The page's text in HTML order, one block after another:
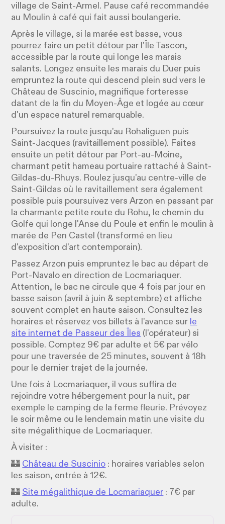
village de Saint-Armel. Pause café recommandée
au Moulin à café qui fait aussi boulangerie.
Après le village, si la marée est basse, vous
pourrez faire un petit détour par l'Île Tascon,
accessible par la route qui longe les marais
salants. Longez ensuite les marais du Duer puis
empruntez la route qui descend plein sud vers le
Château de Suscinio, magnifique forteresse
datant de la fin du Moyen-Âge et logée au cœur
d'un espace naturel remarquable.
Poursuivez la route jusqu'au Rohaliguen puis
Saint-Jacques (ravitaillement possible). Faites
ensuite un petit détour par Port-au-Moine,
charmant petit hameau portuaire rattaché à Saint-
Gildas-du-Rhuys. Roulez jusqu'au centre-ville de
Saint-Gildas où le ravitaillement sera également
possible puis poursuivez vers Arzon en passant par
la charmante petite route du Rohu, le chemin du
Golfe qui longe l'Anse du Poule et enfin le moulin à
marée de Pen Castel (transformé en lieu
d'exposition d'art contemporain).
Passez Arzon puis empruntez le bac au départ de
Port-Navalo en direction de Locmariaquer.
Attention, le bac ne circule que 4 fois par jour en
basse saison (avril à juin & septembre) et affiche
souvent complet en haute saison. Consultez les
horaires et réservez vos billets à l'avance sur le
site internet de Passeur des Îles (l'opérateur) si
possible. Comptez 9€ par adulte et 5€ par vélo
pour une traversée de 25 minutes, souvent à 18h
pour le dernier trajet de la journée.
Une fois à Locmariaquer, il vous suffira de
rejoindre votre hébergement pour la nuit, par
exemple le camping de la ferme fleurie. Prévoyez
le soir même ou le lendemain matin une visite du
site mégalithique de Locmariaquer.
À visiter :
🏰 Château de Suscinio : horaires variables selon
les saison, entrée à 12€.
🏰 Site mégalithique de Locmariaquer : 7€ par
adulte.